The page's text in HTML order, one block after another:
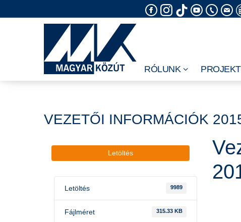
to
RÓLUNK
VEZETŐI INFORMÁCIÓK
Letöltés
Letöltés 9989
Fájlméret 315.33 KB